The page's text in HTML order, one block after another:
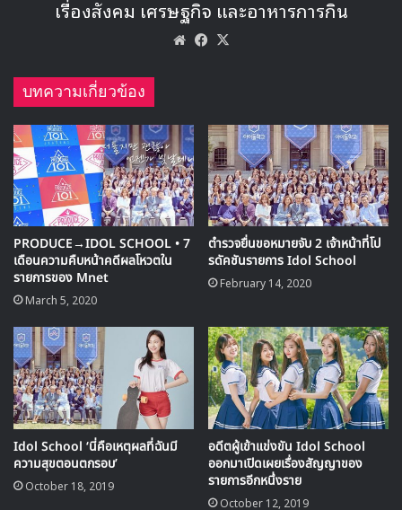
🎙GYUBIN ปลื้มเมืองไทยขนาดไหน? ถึงกลับมาถ่าย
MV เพลงใหม่ LIKE U 100 ที่กรุงเทพ
▶ คลิกดูสัมภาษณ์พิเศษ
เรื่องสังคม เศรษฐกิจ และอาหารการกิน
WebsiteFacebook
บทความเกี่ยวข้อง
PRODUCE→IDOL SCHOOL • 7
เดือนความคืบหน้าคดีผลโหวตใน
รายการของ Mnet
March 5, 2020
ตำรวจยื่นขอหมายจับ 2 เจ้าหน้าที่โป
รดัคชันรายการ Idol School
February 14, 2020
Idol School ‘นี่คือเหตุผลที่ฉันมี
ความสุขตอนตกรอบ’
October 18, 2019
อดีตผู้เข้าแข่งขัน Idol School
ออกมาเปิดเผยเรื่องสัญญาของ
รายการอีกหนึ่งราย
October 12, 2019